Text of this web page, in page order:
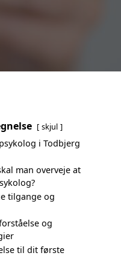
skjul
i Todbjerg
man overveje at
tilgange og
og
til dit første